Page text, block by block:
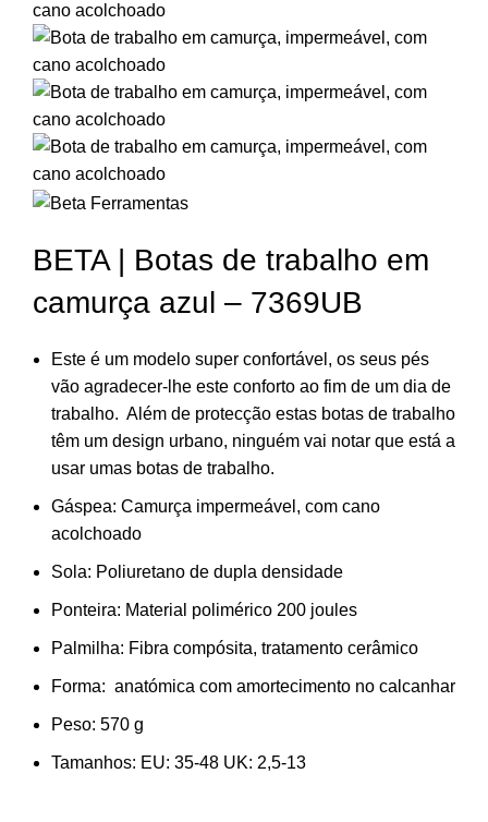
BETA | Botas de trabalho em
camurça azul – 7369UB
Este é um modelo super confortável, os seus pés
vão agradecer-lhe este conforto ao fim de um dia de
trabalho. Além de protecção estas botas de trabalho
têm um design urbano, ninguém vai notar que está a
usar umas botas de trabalho.
Gáspea: Camurça impermeável, com cano
acolchoado
Sola: Poliuretano de dupla densidade
Ponteira: Material polimérico 200 joules
Palmilha: Fibra compósita, tratamento cerâmico
Forma: anatómica com amortecimento no calcanhar
Peso: 570 g
Tamanhos: EU: 35-48 UK: 2,5-13